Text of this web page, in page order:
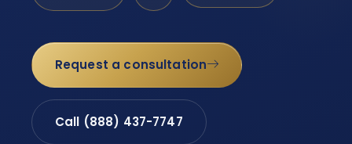
Request a consultation
Call (888) 437-7747